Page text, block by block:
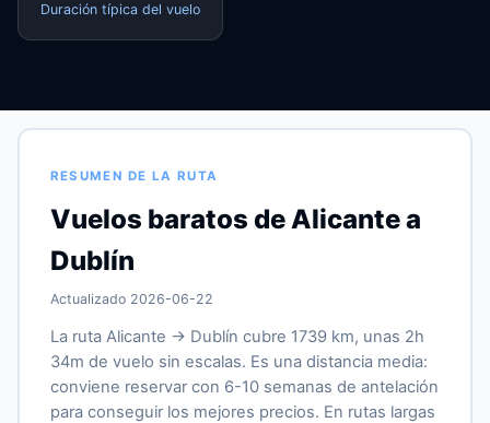
Duración típica del vuelo
RESUMEN DE LA RUTA
Vuelos baratos de Alicante a
Dublín
Actualizado 2026-06-22
La ruta Alicante → Dublín cubre 1739 km, unas 2h
34m de vuelo sin escalas. Es una distancia media:
conviene reservar con 6-10 semanas de antelación
para conseguir los mejores precios. En rutas largas